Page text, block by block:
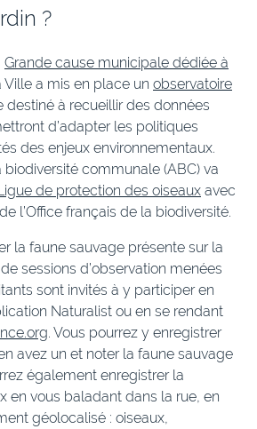
?
Grande cause municipale dédiée à
Ville a mis en place un observatoire
destiné à recueillir des données
d’adapter les politiques
des enjeux environnementaux.
biodiversité communale (ABC) va
de protection des oiseaux avec
l’Office français de la biodiversité.
la faune sauvage présente sur la
sessions d’observation menées
sont invités à y participer en
Naturalist ou en se rendant
. Vous pourrez y enregistrer
avez un et noter la faune sauvage
également enregistrer la
en vous baladant dans la rue, en
géolocalisé : oiseaux,